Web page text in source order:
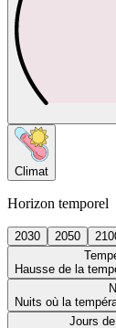
Climat
Horizon temporel
2030 2050
Hausse de la
Nuits où la
Jours